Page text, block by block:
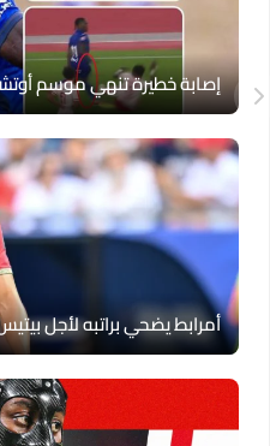
إصابة خطيرة تنهي موسم أوتشي
أمرابط يضحي براتبه لأجل